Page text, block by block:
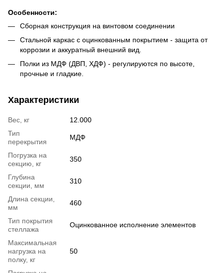
Особенности:
Сборная конструкция на винтовом соединении
Стальной каркас с оцинкованным покрытием - защита от
коррозии и аккуратный внешний вид.
Полки из МДФ (ДВП, ХДФ) - регулируются по высоте,
прочные и гладкие.
Характеристики
Вес, кг
12.000
Тип
перекрытия
МДФ
Погрузка на
секцию, кг
350
Глубина
секции, мм
310
Длина секции,
мм
460
Тип покрытия
стеллажа
Оцинкованное исполнение элементов
Максимальная
нагрузка на
полку, кг
50